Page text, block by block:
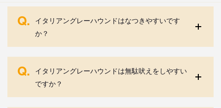
Q. イタリアングレーハウンドはなつきやすいです
か？
Q. イタリアングレーハウンドは無駄吠えをしやすい
ですか？